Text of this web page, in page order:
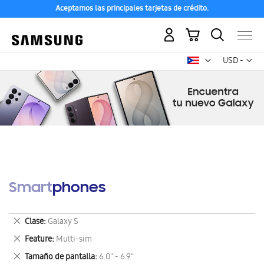
Aceptamos las principales tarjetas de crédito.
USD -
dólar
Mi carrito
Smartphones
Clase Galaxy S
Eliminar
este
artículo
Feature Multi-sim
Eliminar
este
Tamaño de pantalla 6.0" - 6.9"
Eliminar